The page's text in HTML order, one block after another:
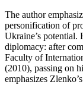
The author
personification of
Ukraine’s potential.
diplomacy: after
Faculty of
(2010), passing on
emphasizes